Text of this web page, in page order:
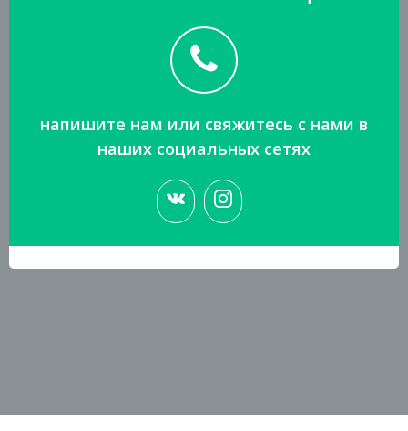
напишите нам или свяжитесь с нами в
наших социальных сетях